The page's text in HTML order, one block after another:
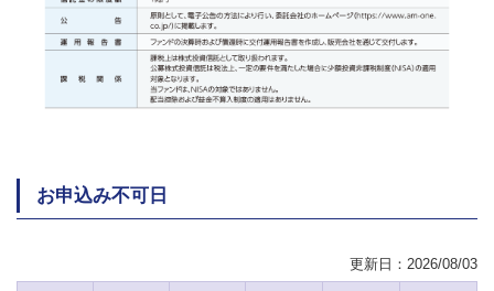
お申込み不可日
更新日： 2026/08/03